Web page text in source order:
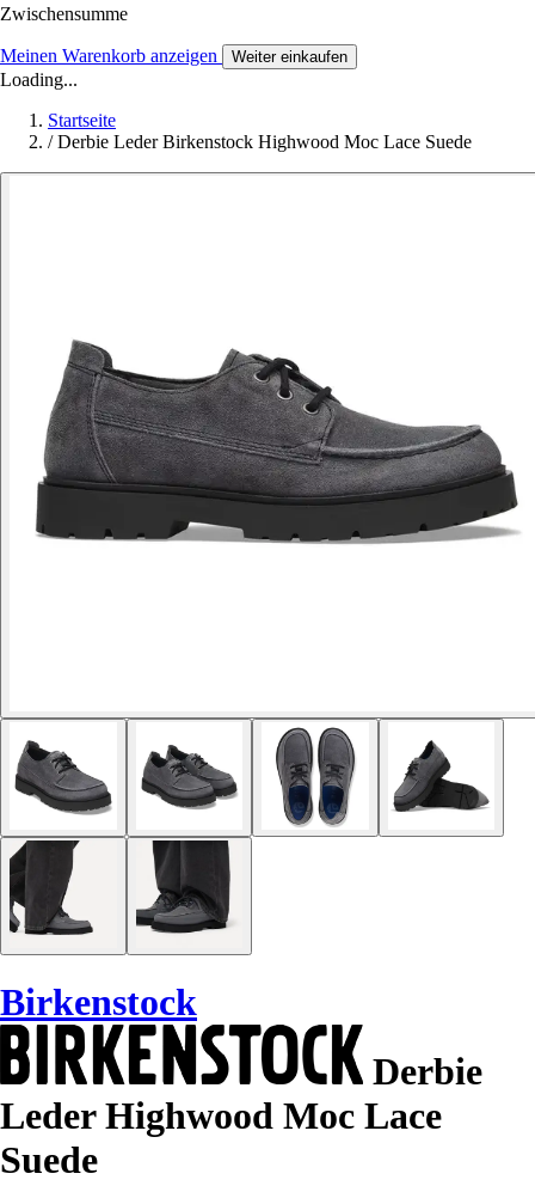
Zwischensumme
Meinen Warenkorb anzeigen Weiter einkaufen
Loading...
Startseite
/ Derbie Leder Birkenstock Highwood Moc Lace Suede
Birkenstock
Derbie
Leder Highwood Moc Lace
Suede